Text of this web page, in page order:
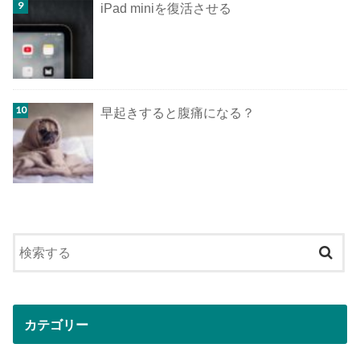
iPad miniを復活させる
早起きすると腹痛になる？
カテゴリー